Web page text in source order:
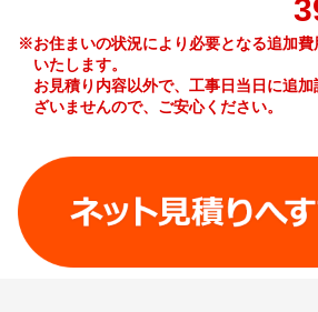
※お住まいの状況により必要となる追加
いたします。
お見積り内容以外で、工事日当日に追
ざいませんので、ご安心ください。